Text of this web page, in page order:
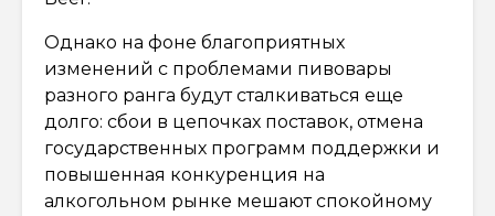
Однако на фоне благоприятных
изменений с проблемами пивовары
разного ранга будут сталкиваться еще
долго: сбои в цепочках поставок, отмена
государственных программ поддержки и
повышенная конкуренция на
алкогольном рынке мешают спокойному